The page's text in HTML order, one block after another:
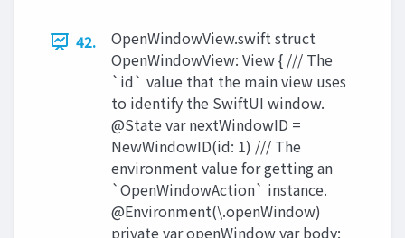
42.
OpenWindowView.swift struct
OpenWindowView: View { /// The
`id` value that the main view uses
to identify the SwiftUI window.
@State var nextWindowID =
NewWindowID(id: 1) /// The
environment value for getting an
`OpenWindowAction` instance.
@Environment(\.openWindow)
private var openWindow var body: